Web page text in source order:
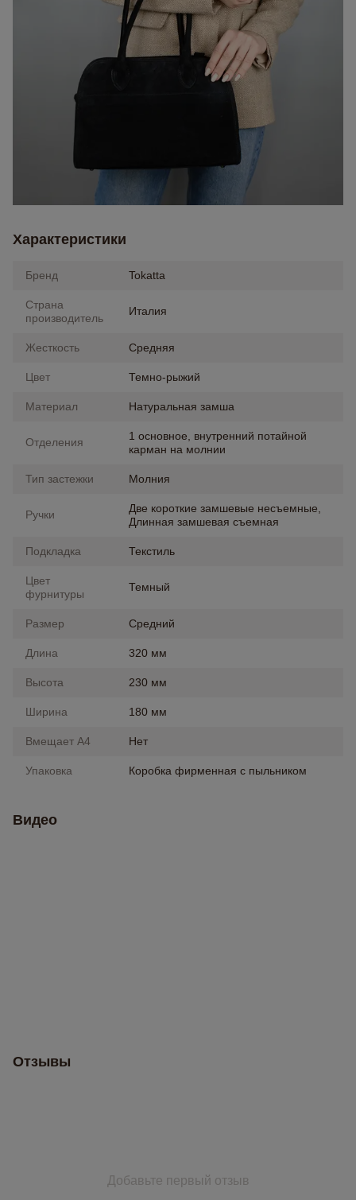
Характеристики
Бренд Tokatta
Страна
производитель
Италия
Жесткость Средняя
Цвет Темно-рыжий
Материал Натуральная замша
Отделения
1 основное, внутренний потайной
карман на молнии
Тип застежки Молния
Ручки
Две короткие замшевые несъемные,
Длинная замшевая съемная
Подкладка Текстиль
Цвет
фурнитуры
Темный
Размер Средний
Длина 320 мм
Высота 230 мм
Ширина 180 мм
Вмещает А4 Нет
Упаковка Коробка фирменная с пыльником
Видео
Отзывы
Добавьте первый отзыв